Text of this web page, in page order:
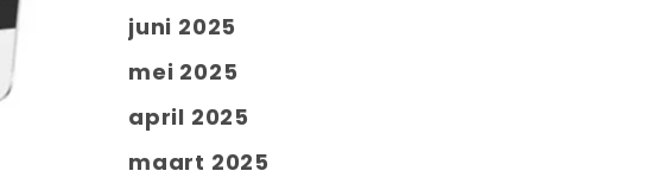
juni 2025
mei 2025
april 2025
maart 2025